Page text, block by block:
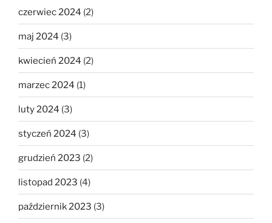
czerwiec 2024 (2)
maj 2024 (3)
kwiecień 2024 (2)
marzec 2024 (1)
luty 2024 (3)
styczeń 2024 (3)
grudzień 2023 (2)
listopad 2023 (4)
październik 2023 (3)